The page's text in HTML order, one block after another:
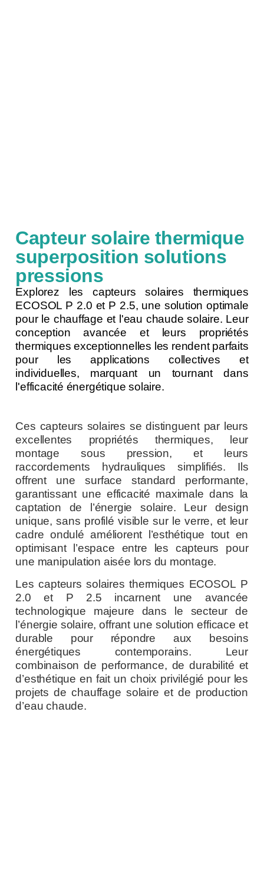
Capteur solaire thermique
superposition solutions
pressions
Explorez les capteurs solaires thermiques
ECOSOL P 2.0 et P 2.5, une solution optimale
pour le chauffage et l'eau chaude solaire. Leur
conception avancée et leurs propriétés
thermiques exceptionnelles les rendent parfaits
pour les applications collectives et
individuelles, marquant un tournant dans
l'efficacité énergétique solaire.
Ces capteurs solaires se distinguent par leurs
excellentes propriétés thermiques, leur
montage sous pression, et leurs
raccordements hydrauliques simplifiés. Ils
offrent une surface standard performante,
garantissant une efficacité maximale dans la
captation de l’énergie solaire. Leur design
unique, sans profilé visible sur le verre, et leur
cadre ondulé améliorent l’esthétique tout en
optimisant l’espace entre les capteurs pour
une manipulation aisée lors du montage.
Les capteurs solaires thermiques ECOSOL P
2.0 et P 2.5 incarnent une avancée
technologique majeure dans le secteur de
l’énergie solaire, offrant une solution efficace et
durable pour répondre aux besoins
énergétiques contemporains. Leur
combinaison de performance, de durabilité et
d’esthétique en fait un choix privilégié pour les
projets de chauffage solaire et de production
d’eau chaude.